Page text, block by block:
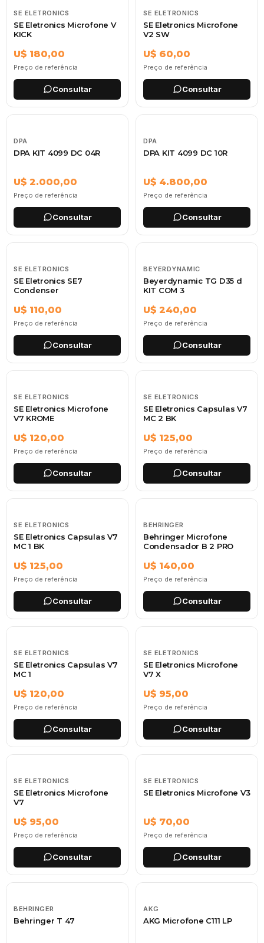
SE ELETRONICS
SE Eletronics Microfone V
KICK
U$ 180,00
Preço de referência
Consultar
SE ELETRONICS
SE Eletronics Microfone
V2 SW
U$ 60,00
Preço de referência
Consultar
DPA
DPA KIT 4099 DC 04R
U$ 2.000,00
Preço de referência
Consultar
DPA
DPA KIT 4099 DC 10R
U$ 4.800,00
Preço de referência
Consultar
SE ELETRONICS
SE Eletronics SE7
Condenser
U$ 110,00
Preço de referência
Consultar
BEYERDYNAMIC
Beyerdynamic TG D35 d
KIT COM 3
U$ 240,00
Preço de referência
Consultar
SE ELETRONICS
SE Eletronics Microfone
V7 KROME
U$ 120,00
Preço de referência
Consultar
SE ELETRONICS
SE Eletronics Capsulas V7
MC 2 BK
U$ 125,00
Preço de referência
Consultar
SE ELETRONICS
SE Eletronics Capsulas V7
MC 1 BK
U$ 125,00
Preço de referência
Consultar
BEHRINGER
Behringer Microfone
Condensador B 2 PRO
U$ 140,00
Preço de referência
Consultar
SE ELETRONICS
SE Eletronics Capsulas V7
MC 1
U$ 120,00
Preço de referência
Consultar
SE ELETRONICS
SE Eletronics Microfone
V7 X
U$ 95,00
Preço de referência
Consultar
SE ELETRONICS
SE Eletronics Microfone
V7
U$ 95,00
Preço de referência
Consultar
SE ELETRONICS
SE Eletronics Microfone V3
U$ 70,00
Preço de referência
Consultar
BEHRINGER
Behringer T 47
AKG
AKG Microfone C111 LP